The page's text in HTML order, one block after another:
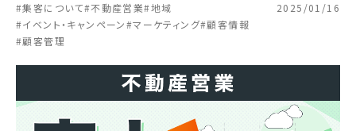
#集客について#不動産営業#地域
#イベント・キャンペーン#マーケティング#顧客情報
#顧客管理
2025/01/16